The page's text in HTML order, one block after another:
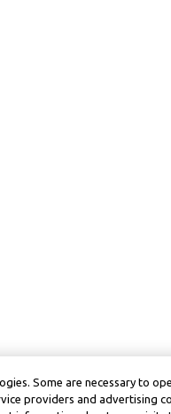
Some are necessary to
providers and advertising